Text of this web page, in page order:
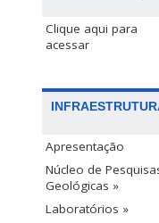
Clique aqui para
acessar
Apresentação
Núcleo de
Geológicas »
Laboratórios »